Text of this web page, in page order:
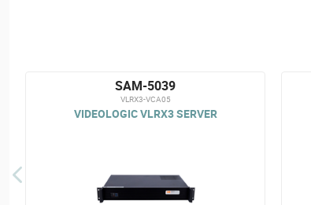
SAM-5039
VLRX3-VCA05
VIDEOLOGIC VLRX3 SERVER